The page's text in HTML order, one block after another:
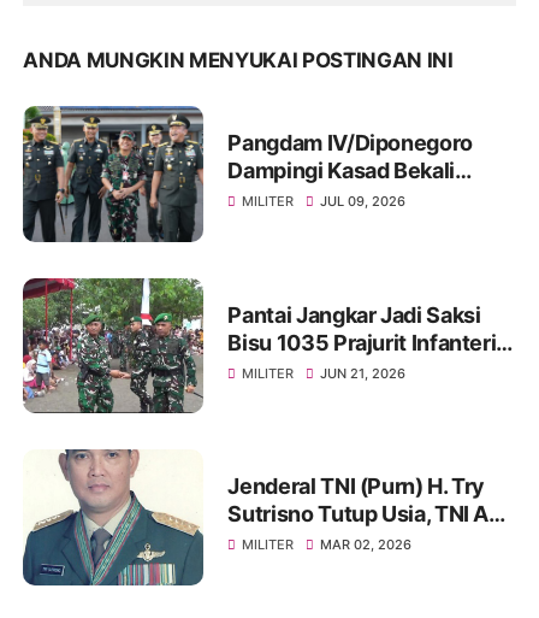
ANDA MUNGKIN MENYUKAI POSTINGAN INI
Pangdam IV/Diponegoro
Dampingi Kasad Bekali
Taruna Akmil, Siapkan
MILITER JUL 09, 2026
Pantai Jangkar Jadi Saksi
Bisu 1035 Prajurit Infanteri,
Ikuti Tradisi Pembaretan
MILITER JUN 21, 2026
Jenderal TNI (Purn) H. Try
Sutrisno Tutup Usia, TNI AD
Berduka
MILITER MAR 02, 2026